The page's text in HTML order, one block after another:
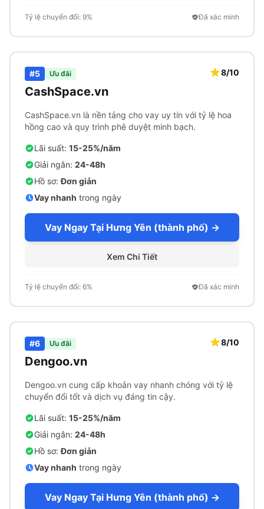
Tỷ lệ chuyển đổi: 9% Đã xác minh
#5 Ưu đãi
CashSpace.vn
8/10
CashSpace.vn là nền tảng cho vay uy tín với tỷ lệ hoa
hồng cao và quy trình phê duyệt minh bạch.
Lãi suất: 15-25%/năm
Giải ngân: 24-48h
Hồ sơ:Đơn giản
Vay nhanh trong ngày
Vay Ngay Tại Hưng Yên (thành phố) →
Xem Chi Tiết
Tỷ lệ chuyển đổi: 6% Đã xác minh
#6 Ưu đãi
Dengoo.vn
8/10
Dengoo.vn cung cấp khoản vay nhanh chóng với tỷ lệ
chuyển đổi tốt và dịch vụ đáng tin cậy.
Lãi suất: 15-25%/năm
Giải ngân: 24-48h
Hồ sơ:Đơn giản
Vay nhanh trong ngày
Vay Ngay Tại Hưng Yên (thành phố) →